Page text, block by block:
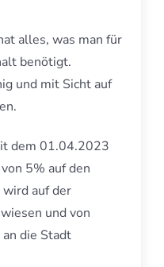
alles, was man für
benötigt.
und mit Sicht auf
dem 01.04.2023
5% auf den
auf der
und von
die Stadt